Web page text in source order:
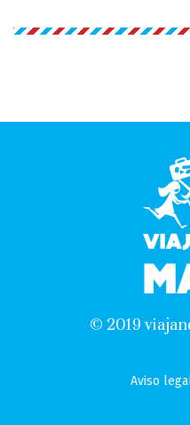
© 2019
Aviso